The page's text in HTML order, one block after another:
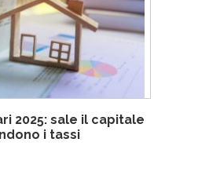
2025: sale il capitale
i tassi